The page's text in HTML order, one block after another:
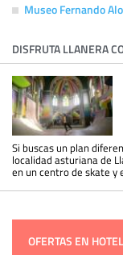
Museo Fernando
DISFRUTA LLANERA
Si buscas un plan
localidad asturiana de
en un centro de skate y
OFERTAS EN